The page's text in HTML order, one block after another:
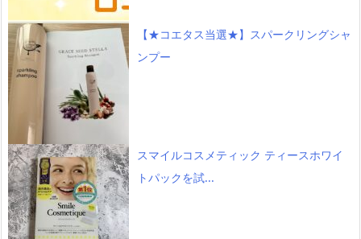
【★コエタス当選★】スパークリングシャ
ンプー
スマイルコスメティック ティースホワイ
トパックを試...